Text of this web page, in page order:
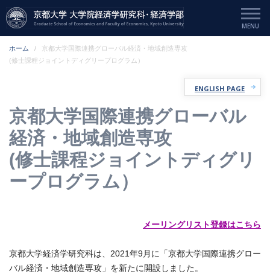
ホーム
京都大学国際連携グローバル経済・地域創造専攻
(修士課程ジョイントディグリープログラム）
京都大学国際連携グローバル
経済・地域創造専攻
(修士課程ジョイントディグリ
ープログラム）
ENGLISH PAGE
メーリングリスト登録はこちら
京都大学経済学研究科は、2021年9月に「京都大学国際連携グロー
バル経済・地域創造専攻」を新たに開設しました。